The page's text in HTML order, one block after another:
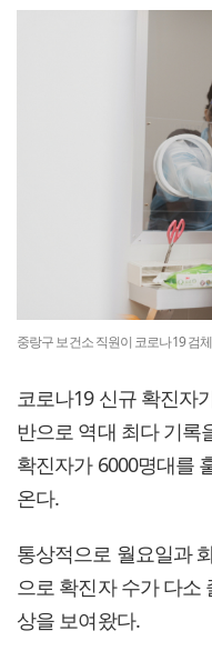
중랑구 보건소 직원이 코로나19 검
코로나19 신규 확진자
반으로 역대 최다 기록
확진자가 6000명대를
온다.
통상적으로 월요일과
으로 확진자 수가 다소
상을 보여왔다.